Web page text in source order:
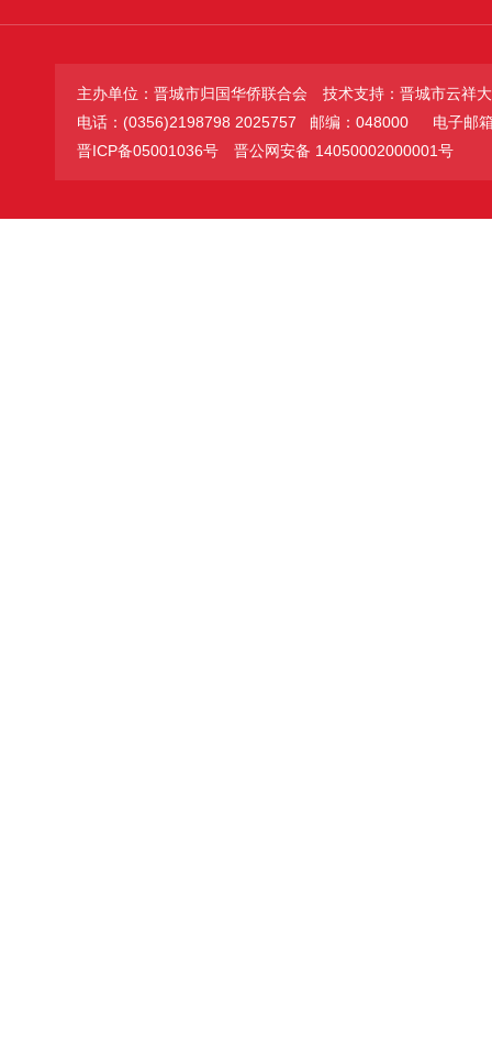
主办单位：晋城市归国华侨联合会
技术支持：晋城市云祥
电话：(0356)2198798 2025757 邮编：048000
电子邮
晋ICP备05001036号
晋公网安备 14050002000001号